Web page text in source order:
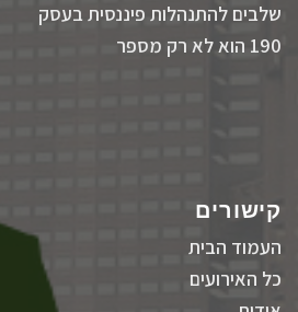
שלבים להתנהלות פיננסית בעסק
190 הוא לא רק מספר
קישורים
העמוד הבית
כל האירועים